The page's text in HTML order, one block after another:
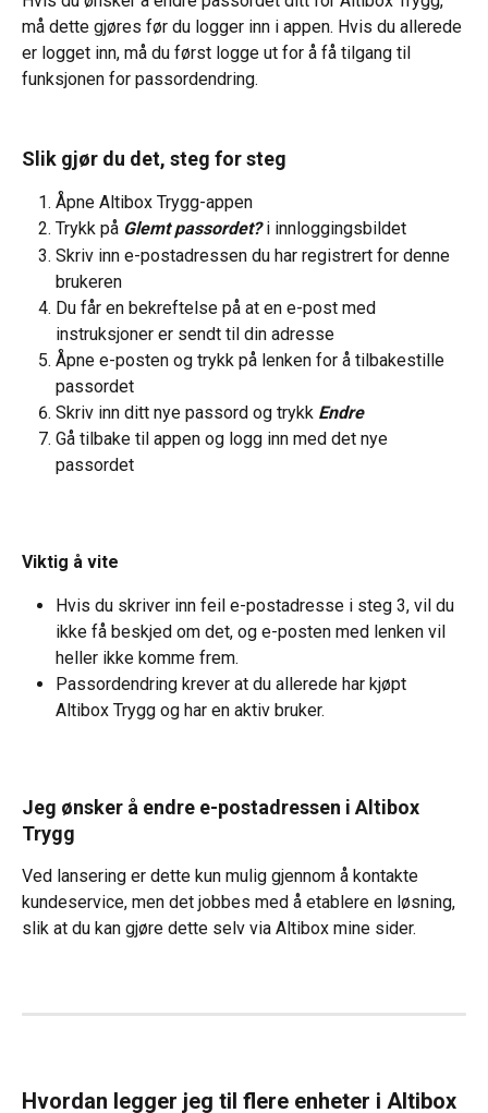
må dette gjøres før du logger inn i appen. Hvis du allerede
er logget inn, må du først logge ut for å få tilgang til
funksjonen for passordendring.
Slik gjør du det, steg for steg
Åpne Altibox Trygg-appen
Trykk på Glemt passordet? i innloggingsbildet
Skriv inn e-postadressen du har registrert for denne
brukeren
Du får en bekreftelse på at en e-post med
instruksjoner er sendt til din adresse
Åpne e-posten og trykk på lenken for å tilbakestille
passordet
Skriv inn ditt nye passord og trykk Endre
Gå tilbake til appen og logg inn med det nye
passordet
Viktig å vite
Hvis du skriver inn feil e-postadresse i steg 3, vil du
ikke få beskjed om det, og e-posten med lenken vil
heller ikke komme frem.
Passordendring krever at du allerede har kjøpt
Altibox Trygg og har en aktiv bruker.
Jeg ønsker å endre e-postadressen i Altibox
Trygg
Ved lansering er dette kun mulig gjennom å kontakte
kundeservice, men det jobbes med å etablere en løsning,
slik at du kan gjøre dette selv via Altibox mine sider.
Hvordan legger jeg til flere enheter i Altibox